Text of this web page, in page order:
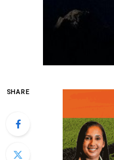
SHARE